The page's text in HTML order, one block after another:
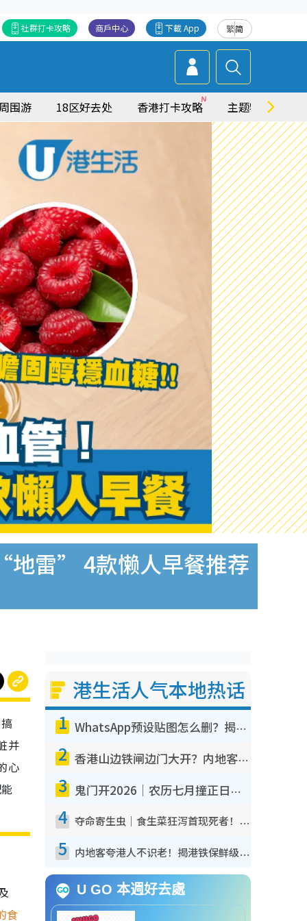
繁简
下載 App
商戶中心
社群打卡攻略
围游 18区好去处 香港打卡攻略 主题特集
地雷” 4款懒人早餐推荐
并
心
食
港生活人气本地热话
1 WhatsApp预设贴图怎么删？揭秘1招“反向操作”还原简洁界面 附3步实测教程
2 香港山边铁闸边门大开？内地客困惑意义何在！网友神回复：这种叫法理性防御
3 鬼门开2026｜农历七月撞正日全食特别邪？专家警告切忌做一事！揭4大禁忌+2招保平安
4 夺命寄生虫｜食生菜狂泻首现死者！疫潮恶化录1.8万宗病例 揭洗菜3大谬误
5 内地客夸港人不识老！揭港铁保鲜级冷气 港人求放过：别投诉
U GO 本週好去處